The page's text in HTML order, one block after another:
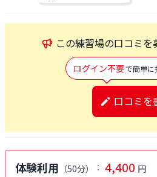
この練習場の口コミを
ログイン不要で簡単に
口コミを
体験利用 （50分） ： 4,400 円